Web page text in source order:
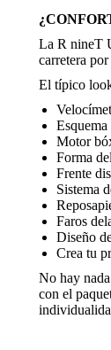
La R nineT
carretera
El típico
Motor
Forma
Frente
Sistema
Faros
Diseño
Crea tu
No hay
con el